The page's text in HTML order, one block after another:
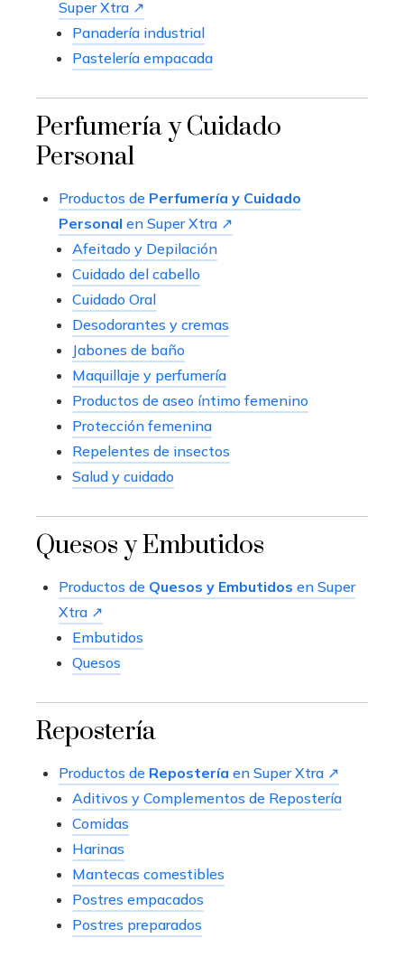
Super Xtra ↗
Panadería industrial
Pastelería empacada
Perfumería y Cuidado
Personal
Productos de Perfumería y Cuidado
Personal en Super Xtra ↗
Afeitado y Depilación
Cuidado del cabello
Cuidado Oral
Desodorantes y cremas
Jabones de baño
Maquillaje y perfumería
Productos de aseo íntimo femenino
Protección femenina
Repelentes de insectos
Salud y cuidado
Quesos y Embutidos
Productos de Quesos y Embutidos en Super
Xtra ↗
Embutidos
Quesos
Repostería
Productos de Repostería en Super Xtra ↗
Aditivos y Complementos de Repostería
Comidas
Harinas
Mantecas comestibles
Postres empacados
Postres preparados